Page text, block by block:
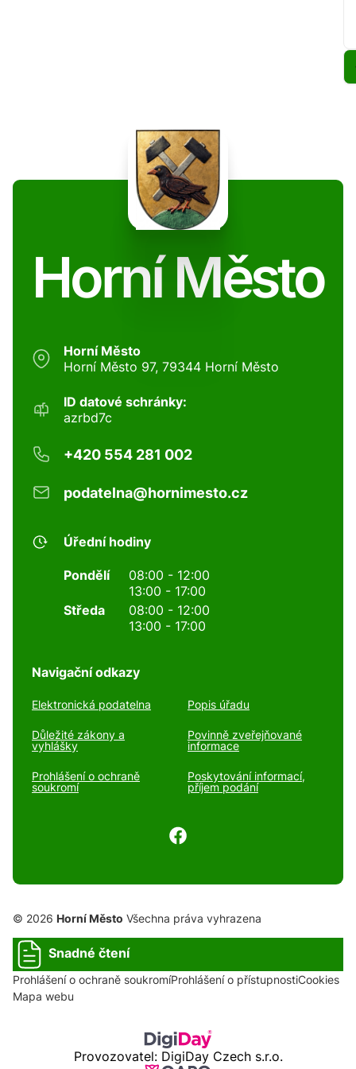
Horní Město
Horní Město
Horní Město 97, 79344 Horní Město
ID datové schránky:
azrbd7c
+420 554 281 002
podatelna@hornimesto.cz
Úřední hodiny
Pondělí
08:00 - 12:00
13:00 - 17:00
Středa
08:00 - 12:00
13:00 - 17:00
Navigační odkazy
Elektronická podatelna Popis úřadu
Důležité zákony a
vyhlášky
Povinně zveřejňované
informace
Prohlášení o ochraně
soukromí
Poskytování informací,
příjem podání
© 2026 Horní Město Všechna práva vyhrazena
Snadné čtení
Prohlášení o ochraně soukromíProhlášení o přístupnostiCookies
Mapa webu
Provozovatel: DigiDay Czech s.r.o.